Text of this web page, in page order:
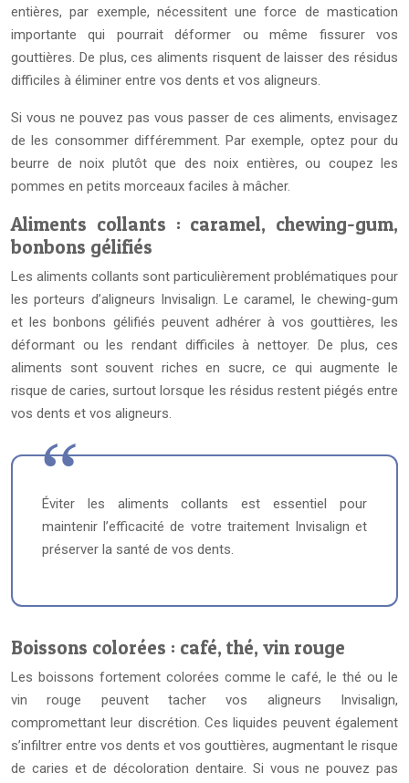
entières, par exemple, nécessitent une force de mastication
importante qui pourrait déformer ou même fissurer vos
gouttières. De plus, ces aliments risquent de laisser des résidus
difficiles à éliminer entre vos dents et vos aligneurs.
Si vous ne pouvez pas vous passer de ces aliments, envisagez
de les consommer différemment. Par exemple, optez pour du
beurre de noix plutôt que des noix entières, ou coupez les
pommes en petits morceaux faciles à mâcher.
Aliments collants : caramel, chewing-gum,
bonbons gélifiés
Les aliments collants sont particulièrement problématiques pour
les porteurs d’aligneurs Invisalign. Le caramel, le chewing-gum
et les bonbons gélifiés peuvent adhérer à vos gouttières, les
déformant ou les rendant difficiles à nettoyer. De plus, ces
aliments sont souvent riches en sucre, ce qui augmente le
risque de caries, surtout lorsque les résidus restent piégés entre
vos dents et vos aligneurs.
Éviter les aliments collants est essentiel pour
maintenir l’efficacité de votre traitement Invisalign et
préserver la santé de vos dents.
Boissons colorées : café, thé, vin rouge
Les boissons fortement colorées comme le café, le thé ou le
vin rouge peuvent tacher vos aligneurs Invisalign,
compromettant leur discrétion. Ces liquides peuvent également
s’infiltrer entre vos dents et vos gouttières, augmentant le risque
de caries et de décoloration dentaire. Si vous ne pouvez pas